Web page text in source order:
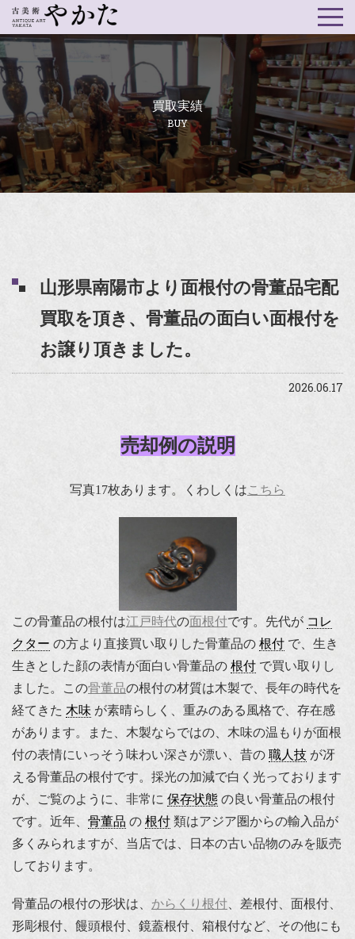
買取実績
BUY
山形県南陽市より面根付の骨董品宅配
買取を頂き、骨董品の面白い面根付を
お譲り頂きました。
2026.06.17
売却例の説明
写真17枚あります。くわしくはこちら
この骨董品の根付は江戸時代の面根付です。先代が コレ
クター の方より直接買い取りした骨董品の 根付 で、生き
生きとした顔の表情が面白い骨董品の 根付 で買い取りし
ました。この骨董品の根付の材質は木製で、長年の時代を
経てきた 木味 が素晴らしく、重みのある風格で、存在感
があります。また、木製ならではの、木味の温もりが面根
付の表情にいっそう味わい深さが漂い、昔の 職人技 が冴
える骨董品の根付です。採光の加減で白く光っております
が、ご覧のように、非常に 保存状態 の良い骨董品の根付
です。近年、 骨董品 の 根付 類はアジア圏からの輸入品が
多くみられますが、当店では、日本の古い品物のみを販売
しております。
骨董品の根付の形状は、 からくり根付 、差根付、面根付、
形彫根付、饅頭根付、鏡蓋根付、箱根付など、その他にも